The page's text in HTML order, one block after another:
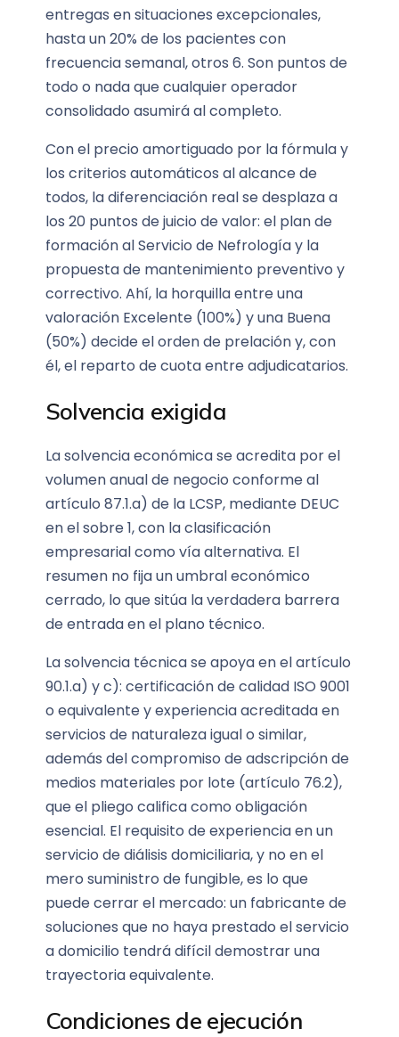
entregas en situaciones excepcionales,
hasta un 20% de los pacientes con
frecuencia semanal, otros 6. Son puntos de
todo o nada que cualquier operador
consolidado asumirá al completo.
Con el precio amortiguado por la fórmula y
los criterios automáticos al alcance de
todos, la diferenciación real se desplaza a
los 20 puntos de juicio de valor: el plan de
formación al Servicio de Nefrología y la
propuesta de mantenimiento preventivo y
correctivo. Ahí, la horquilla entre una
valoración Excelente (100%) y una Buena
(50%) decide el orden de prelación y, con
él, el reparto de cuota entre adjudicatarios.
Solvencia exigida
La solvencia económica se acredita por el
volumen anual de negocio conforme al
artículo 87.1.a) de la LCSP, mediante DEUC
en el sobre 1, con la clasificación
empresarial como vía alternativa. El
resumen no fija un umbral económico
cerrado, lo que sitúa la verdadera barrera
de entrada en el plano técnico.
La solvencia técnica se apoya en el artículo
90.1.a) y c): certificación de calidad ISO 9001
o equivalente y experiencia acreditada en
servicios de naturaleza igual o similar,
además del compromiso de adscripción de
medios materiales por lote (artículo 76.2),
que el pliego califica como obligación
esencial. El requisito de experiencia en un
servicio de diálisis domiciliaria, y no en el
mero suministro de fungible, es lo que
puede cerrar el mercado: un fabricante de
soluciones que no haya prestado el servicio
a domicilio tendrá difícil demostrar una
trayectoria equivalente.
Condiciones de ejecución